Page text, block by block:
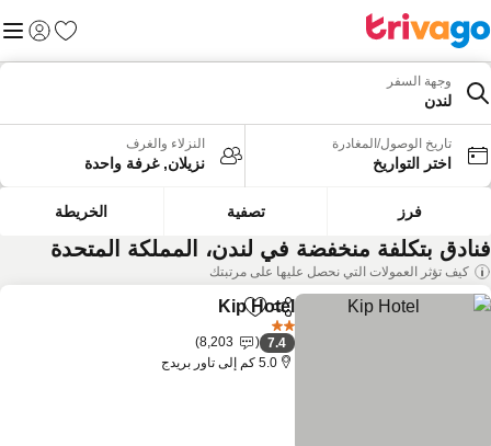
المفضلة
تسجيل
وجهة السفر
لندن
تاريخ الوصول/المغادرة
اختر التواريخ
النزلاء والغرف
نزيلان, غرفة واحدة
فرز تصفية الخريطة
بتكلفة منخفضة في لندن، المملكة المتحدة
كيف تؤثر العمولات التي نحصل عليها على مرتبتك
مشاركةAdd to favorites
Kip Hotel
7.4
8,203
5.0 كم إلى تاور بريدج